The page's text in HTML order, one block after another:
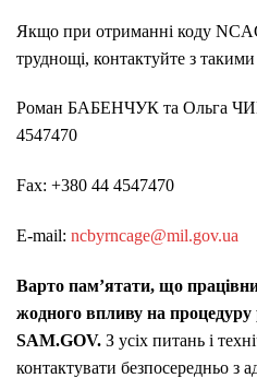
Якщо при отриманні коду
труднощі, контактуйте з
Роман БАБЕНЧУК та Ольга
4547470
Fax: +380 44 4547470
E-mail: ncbyrncage@mil.gov.ua
Варто пам’ятати, що
жодного впливу на процедуру
SAM.GOV. З усіх питань і
контактувати безпосередньо з